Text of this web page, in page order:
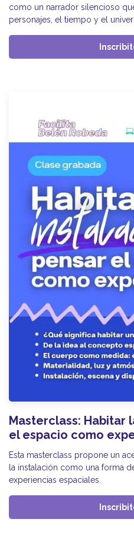
como un narrador silencioso
personajes, el tiempo y el
Masterclass: Habitar
el espacio como
Esta masterclass propone un
la instalación como una forma
experiencias espaciales.